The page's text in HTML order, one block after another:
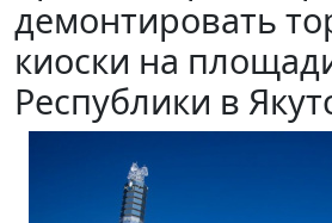
демонтировать
киоски на
Республики в